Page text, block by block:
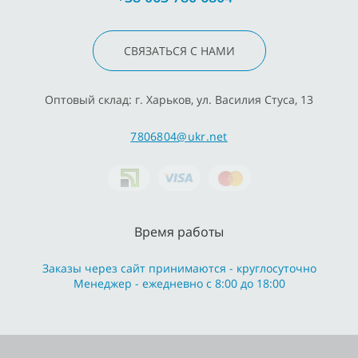
СВЯЗАТЬСЯ С НАМИ
Оптовый склад: г. Харьков, ул. Василия Стуса, 13
7806804@ukr.net
Время работы
Заказы через сайт принимаются - круглосуточно
Менеджер - ежедневно с 8:00 до 18:00